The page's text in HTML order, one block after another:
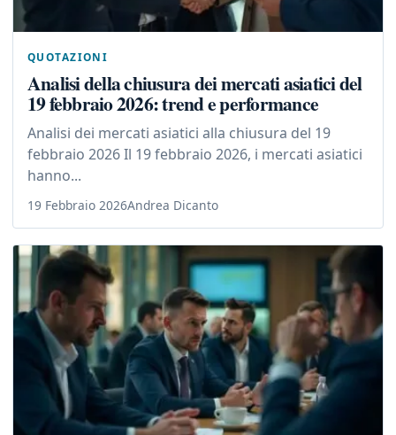
QUOTAZIONI
Analisi della chiusura dei mercati asiatici del
19 febbraio 2026: trend e performance
Analisi dei mercati asiatici alla chiusura del 19
febbraio 2026 Il 19 febbraio 2026, i mercati asiatici
hanno...
19 Febbraio 2026Andrea Dicanto